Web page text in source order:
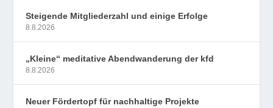
Steigende Mitgliederzahl und einige Erfolge
8.8.2026
„Kleine“ meditative Abendwanderung der kfd
8.8.2026
Neuer Fördertopf für nachhaltige Projekte